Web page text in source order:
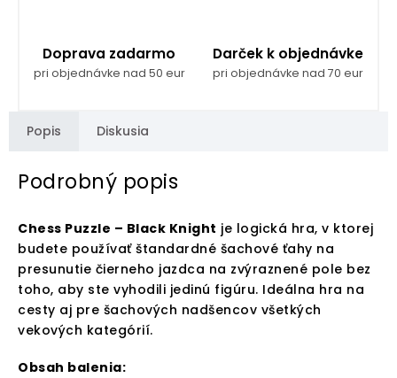
Doprava zadarmo
pri objednávke nad 50 eur
Darček k objednávke
pri objednávke nad 70 eur
Popis Diskusia
Podrobný popis
Chess Puzzle – Black Knight je logická hra, v ktorej
budete používať štandardné šachové ťahy na
presunutie čierneho jazdca na zvýraznené pole bez
toho, aby ste vyhodili jedinú figúru. Ideálna hra na
cesty aj pre šachových nadšencov všetkých
vekových kategórií.
Obsah balenia: